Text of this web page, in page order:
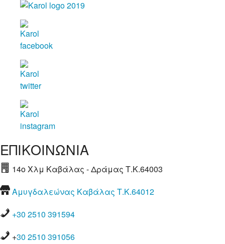
ΕΠΙΚΟΙΝΩΝΙΑ
14ο Χλμ Καβάλας - Δράμας Τ.Κ.64003
Αμυγδαλεώνας Καβάλας Τ.Κ.64012
+30 2510 391594
+30 2510 391056